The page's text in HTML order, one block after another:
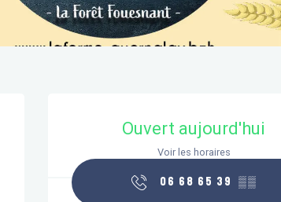
Ouverture etOuvert aujourd'hui
Voir les horaires
06 68 65 39 ▒▒